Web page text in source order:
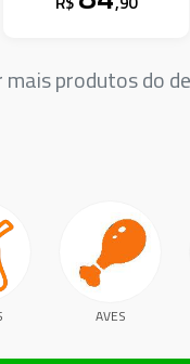
mais produtos do
AVES